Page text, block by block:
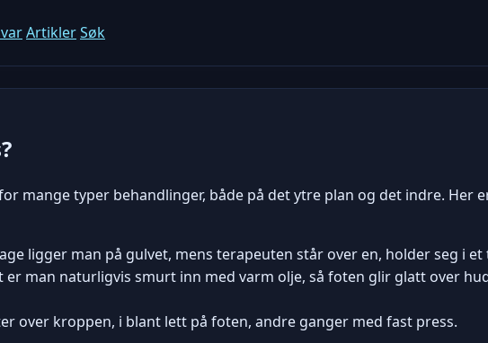
ArtiklerSøk
mange typer behandlinger, både på det ytre plan og det indre. Her
ligger man på gulvet, mens terapeuten står over en, holder seg i
er man naturligvis smurt inn med varm olje, så foten glir glatt over
over kroppen, i blant lett på foten, andre ganger med fast press.